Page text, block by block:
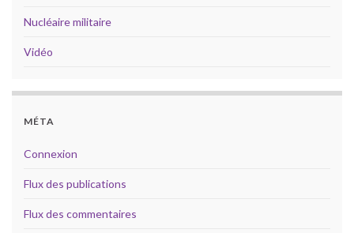
Nucléaire militaire
Vidéo
MÉTA
Connexion
Flux des publications
Flux des commentaires